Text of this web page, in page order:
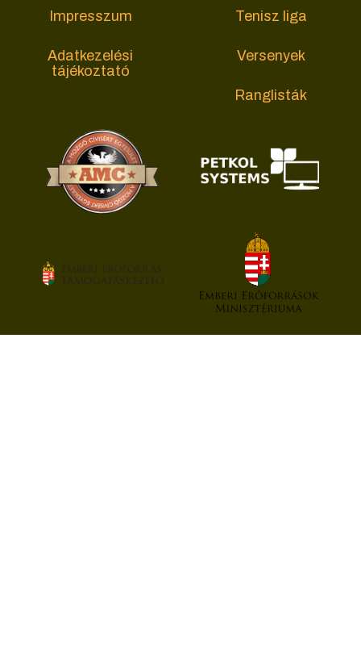
Impresszum
Adatkezelési
tájékoztató
Tenisz liga
Versenyek
Ranglisták